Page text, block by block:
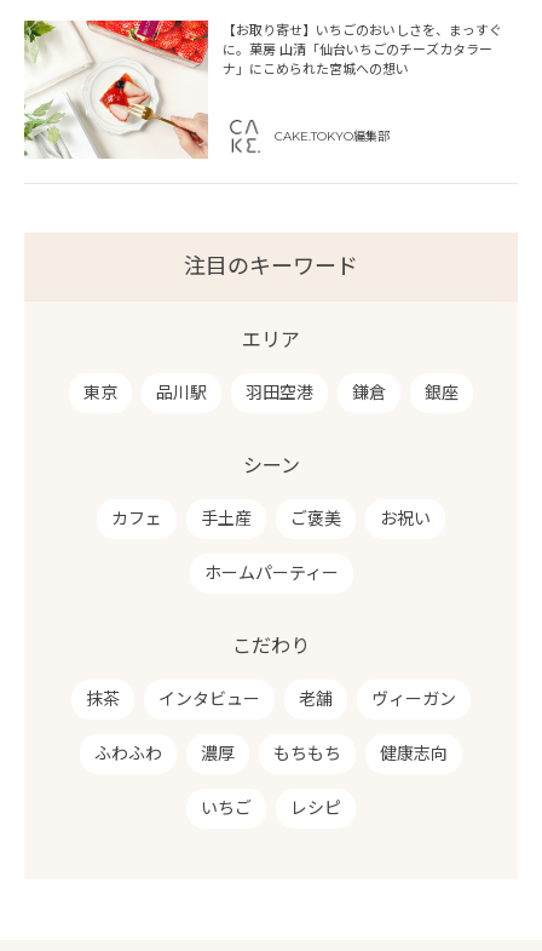
【お取り寄せ】いちごのおいしさを、まっすぐ
に。菓房 山清「仙台いちごのチーズカタラー
ナ」にこめられた宮城への想い
CAKE.TOKYO編集部
注目のキーワード
エリア
東京 品川駅 羽田空港 鎌倉 銀座
シーン
カフェ 手土産 ご褒美 お祝い
ホームパーティー
こだわり
抹茶 インタビュー 老舗 ヴィーガン
ふわふわ 濃厚 もちもち 健康志向
いちご レシピ